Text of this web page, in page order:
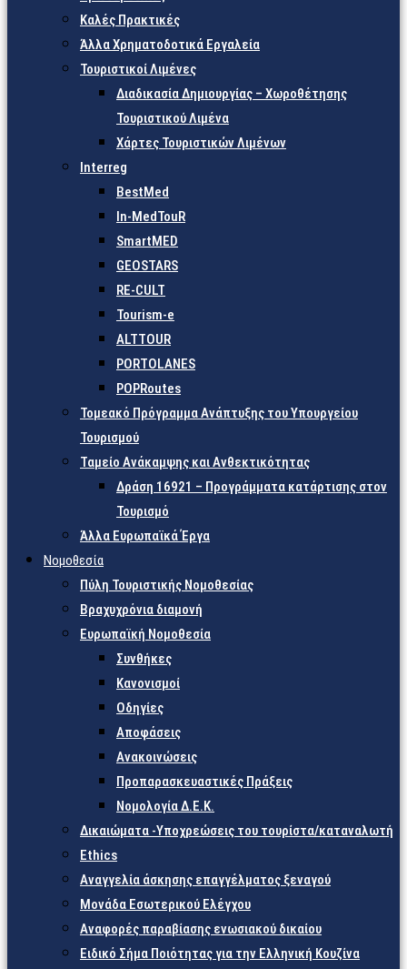
Καλές Πρακτικές
Άλλα Χρηματοδοτικά Εργαλεία
Τουριστικοί Λιμένες
Διαδικασία Δημιουργίας – Χωροθέτησης
Τουριστικού Λιμένα
Χάρτες Τουριστικών Λιμένων
Interreg
BestMed
In-MedTouR
SmartMED
GEOSTARS
RE-CULT
Tourism-e
ALTTOUR
PORTOLANES
POPRoutes
Τομεακό Πρόγραμμα Ανάπτυξης του Υπουργείου
Τουρισμού
Ταμείο Ανάκαμψης και Ανθεκτικότητας
Δράση 16921 – Προγράμματα κατάρτισης στον
Τουρισμό
Άλλα Ευρωπαϊκά Έργα
Νομοθεσία
Πύλη Τουριστικής Νομοθεσίας
Βραχυχρόνια διαμονή
Ευρωπαϊκή Νομοθεσία
Συνθήκες
Κανονισμοί
Οδηγίες
Αποφάσεις
Ανακοινώσεις
Προπαρασκευαστικές Πράξεις
Νομολογία Δ.Ε.Κ.
Δικαιώματα -Υποχρεώσεις του τουρίστα/καταναλωτή
Ethics
Αναγγελία άσκησης επαγγέλματος ξεναγού
Μονάδα Εσωτερικού Ελέγχου
Αναφορές παραβίασης ενωσιακού δικαίου
Ειδικό Σήμα Ποιότητας για την Ελληνική Κουζίνα